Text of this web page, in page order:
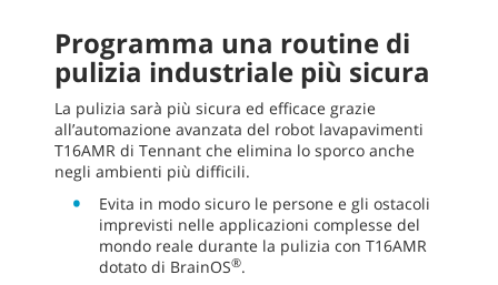
Programma una routine di
pulizia industriale più sicura
La pulizia sarà più sicura ed efficace grazie
all’automazione avanzata del robot lavapavimenti
T16AMR di Tennant che elimina lo sporco anche
negli ambienti più difficili.
Evita in modo sicuro le persone e gli ostacoli
imprevisti nelle applicazioni complesse del
mondo reale durante la pulizia con T16AMR
dotato di BrainOS®.